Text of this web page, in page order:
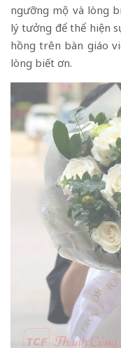
ngưỡng mộ và lòng
lý tưởng để thể hiện
hồng trên bàn giáo
lòng biết ơn.